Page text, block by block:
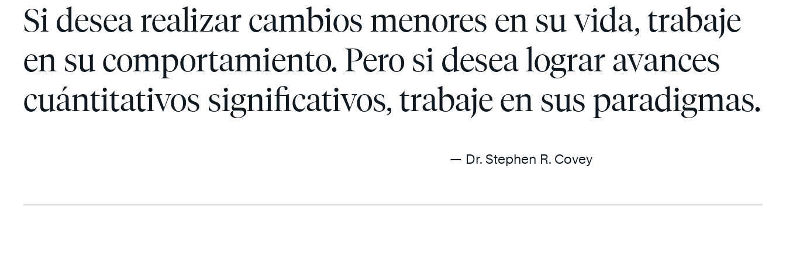
Si desea realizar cambios menores en su vida, trabaje
en su comportamiento. Pero si desea lograr avances
cuántitativos significativos, trabaje en sus paradigmas.
— Dr. Stephen R. Covey